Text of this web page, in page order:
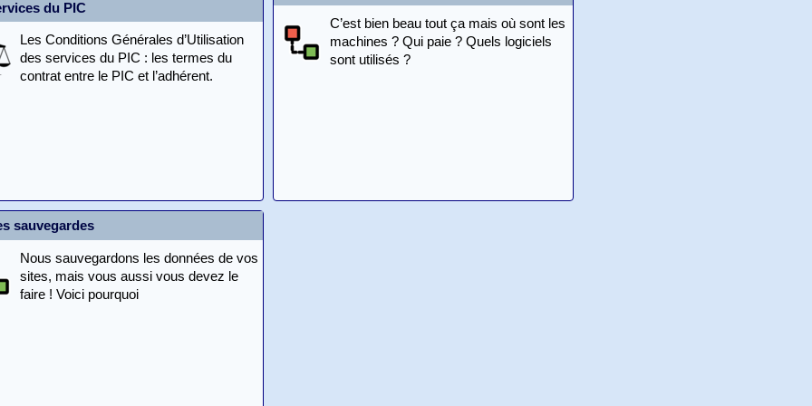
du PIC
Les Conditions Générales d’Utilisation
des services du PIC : les termes du
contrat entre le PIC et l’adhérent.
C’est bien beau tout ça mais où sont les
machines ? Qui paie ? Quels logiciels
sont utilisés ?
sauvegardes
Nous sauvegardons les données de vos
sites, mais vous aussi vous devez le
faire ! Voici pourquoi